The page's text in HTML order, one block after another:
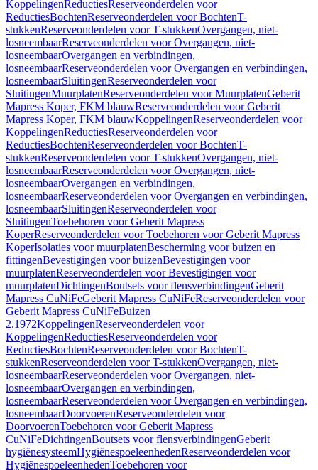
KoppelingenReductiesReserveonderdelen voor
ReductiesBochtenReserveonderdelen voor BochtenT-
stukkenReserveonderdelen voor T-stukkenOvergangen, niet-
losneembaarReserveonderdelen voor Overgangen, niet-
losneembaarOvergangen en verbindingen,
losneembaarReserveonderdelen voor Overgangen en verbindingen,
losneembaarSluitingenReserveonderdelen voor
SluitingenMuurplatenReserveonderdelen voor MuurplatenGeberit
Mapress Koper, FKM blauwReserveonderdelen voor Geberit
Mapress Koper, FKM blauwKoppelingenReserveonderdelen voor
KoppelingenReductiesReserveonderdelen voor
ReductiesBochtenReserveonderdelen voor BochtenT-
stukkenReserveonderdelen voor T-stukkenOvergangen, niet-
losneembaarReserveonderdelen voor Overgangen, niet-
losneembaarOvergangen en verbindingen,
losneembaarReserveonderdelen voor Overgangen en verbindingen,
losneembaarSluitingenReserveonderdelen voor
SluitingenToebehoren voor Geberit Mapress
KoperReserveonderdelen voor Toebehoren voor Geberit Mapress
KoperIsolaties voor muurplatenBescherming voor buizen en
fittingenBevestigingen voor buizenBevestigingen voor
muurplatenReserveonderdelen voor Bevestigingen voor
muurplatenDichtingenBoutsets voor flensverbindingenGeberit
Mapress CuNiFeGeberit Mapress CuNiFeReserveonderdelen voor
Geberit Mapress CuNiFeBuizen
2.1972KoppelingenReserveonderdelen voor
KoppelingenReductiesReserveonderdelen voor
ReductiesBochtenReserveonderdelen voor BochtenT-
stukkenReserveonderdelen voor T-stukkenOvergangen, niet-
losneembaarReserveonderdelen voor Overgangen, niet-
losneembaarOvergangen en verbindingen,
losneembaarReserveonderdelen voor Overgangen en verbindingen,
losneembaarDoorvoerenReserveonderdelen voor
DoorvoerenToebehoren voor Geberit Mapress
CuNiFeDichtingenBoutsets voor flensverbindingenGeberit
hygiënesysteemHygiënespoeleenhedenReserveonderdelen voor
HygiënespoeleenhedenToebehoren voor